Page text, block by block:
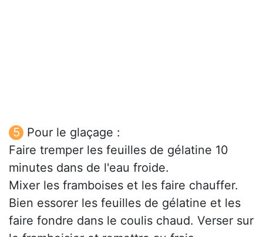
Pour le glaçage :
Faire tremper les feuilles de gélatine 10
minutes dans de l'eau froide.
Mixer les framboises et les faire chauffer.
Bien essorer les feuilles de gélatine et les
faire fondre dans le coulis chaud. Verser sur